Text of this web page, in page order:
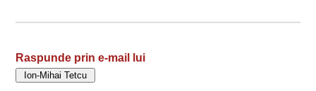
Raspunde prin e-mail lui